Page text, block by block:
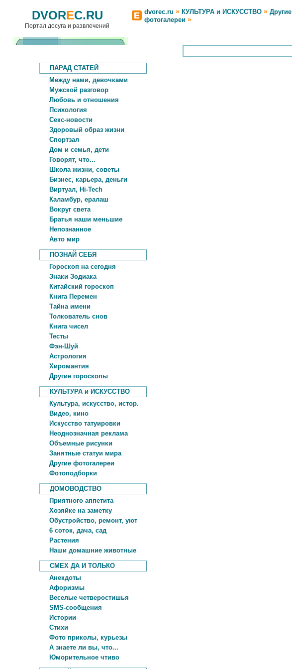
DVOREC.RU
Портал досуга и развлечений
dvorec.ru » КУЛЬТУРА и ИСКУССТВО » Другие
фотогалереи »
ПАРАД СТАТЕЙ
Между нами, девочками
Мужской разговор
Любовь и отношения
Психология
Секс-новости
Здоровый образ жизни
Спортзал
Дом и семья, дети
Говорят, что...
Школа жизни, советы
Бизнес, карьера, деньги
Виртуал, Hi-Tech
Каламбур, ералаш
Вокруг света
Братья наши меньшие
Непознанное
Авто мир
ПОЗНАЙ СЕБЯ
Гороскоп на сегодня
Знаки Зодиака
Китайский гороскоп
Книга Перемен
Тайна имени
Толкователь снов
Книга чисел
Тесты
Фэн-Шуй
Астрология
Хиромантия
Другие гороскопы
КУЛЬТУРА и ИСКУССТВО
Культура, искусство, истор.
Видео, кино
Искусство татуировки
Неоднозначная реклама
Объемные рисунки
Занятные статуи мира
Другие фотогалереи
Фотоподборки
ДОМОВОДСТВО
Приятного аппетита
Хозяйке на заметку
Обустройство, ремонт, уют
6 соток, дача, сад
Растения
Наши домашние животные
СМЕХ ДА И ТОЛЬКО
Анекдоты
Афоризмы
Веселые четверостишья
SMS-сообщения
Истории
Стихи
Фото приколы, курьезы
А знаете ли вы, что...
Юморительное чтиво